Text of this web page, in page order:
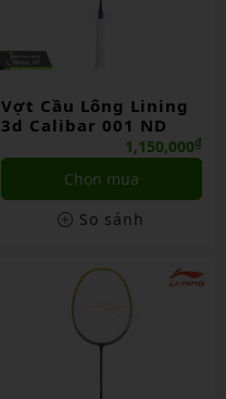
Vợt Cầu Lông Lining
3d Calibar 001 ND
1,150,000₫
Chọn mua
So sánh